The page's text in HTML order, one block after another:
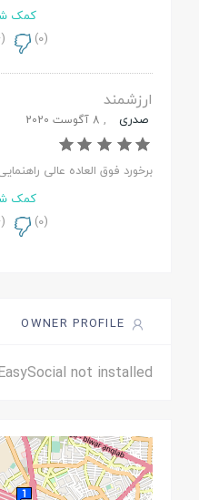
کمک
( (
0
)
ارزشمند
صدری , 8 آگوست 2020
برخورد فوق العاده عالی
کمک
( (
0
)
not installed!!